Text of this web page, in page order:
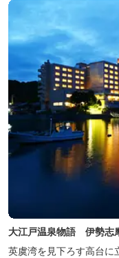
大江戸温泉物語 伊勢志
英虞湾を見下ろす高台に